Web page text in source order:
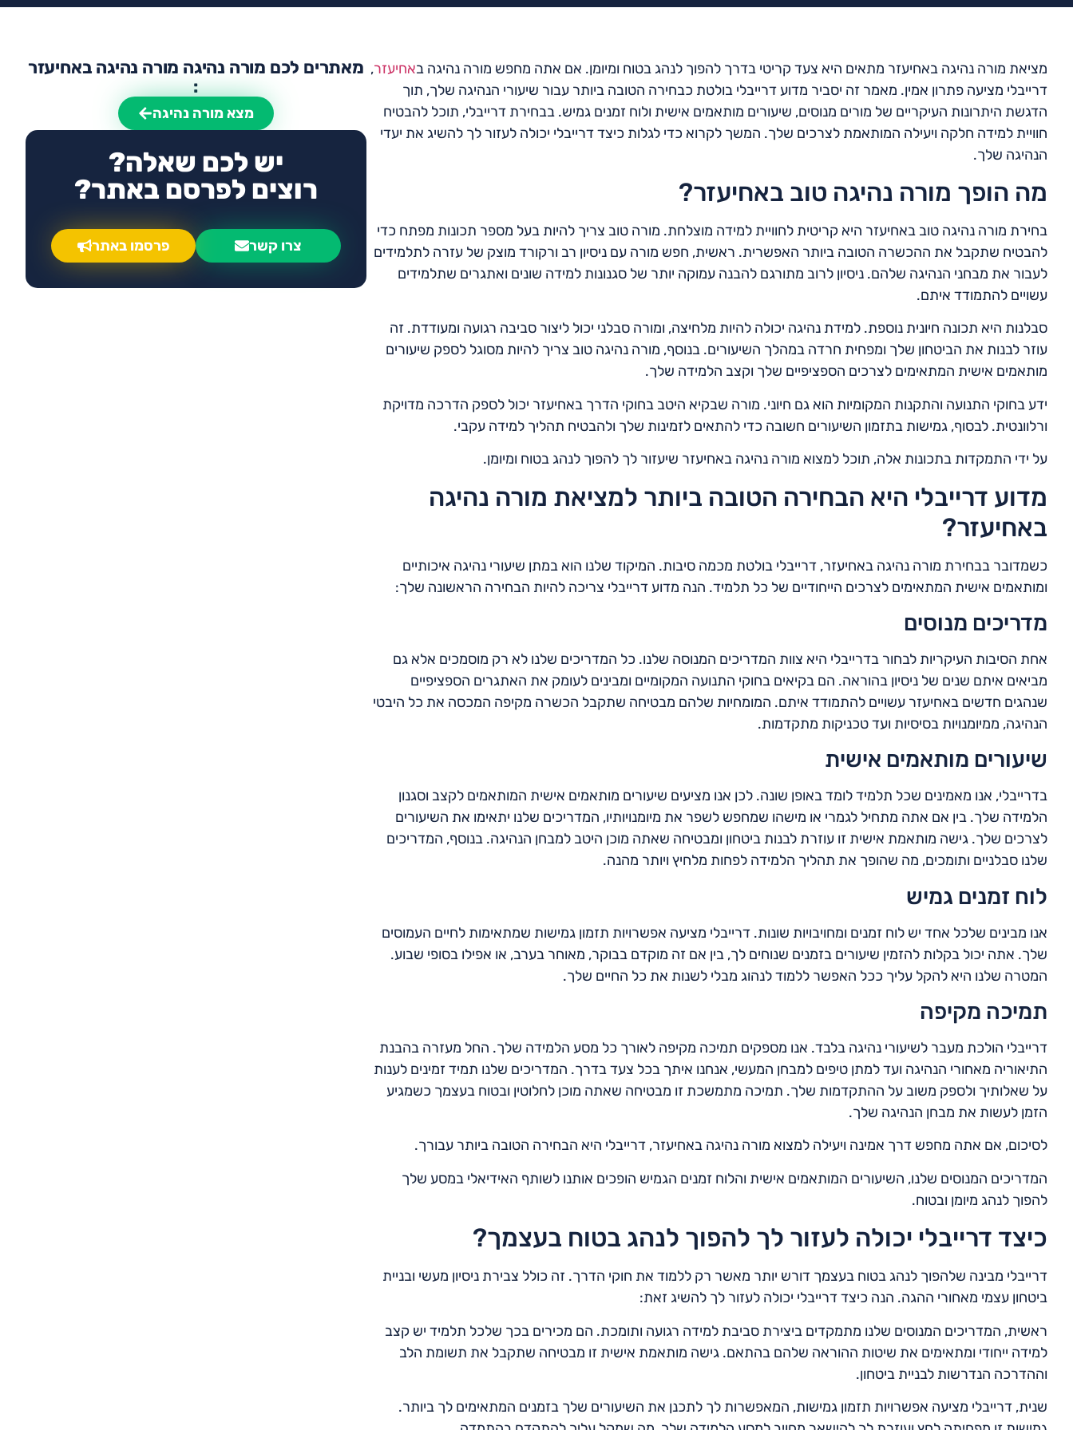
מציאת מורה נהיגה באחיעזר מתאים היא צעד קריטי בדרך להפוך לנהג בטוח ומיומן. אם אתה מחפש מורה נהיגה באחיעזר,
דרייבלי מציעה פתרון אמין. מאמר זה יסביר מדוע דרייבלי בולטת כבחירה הטובה ביותר עבור שיעורי הנהיגה שלך, תוך
הדגשת היתרונות העיקריים של מורים מנוסים, שיעורים מותאמים אישית ולוח זמנים גמיש. בבחירת דרייבלי, תוכל להבטיח
חוויית למידה חלקה ויעילה המותאמת לצרכים שלך. המשך לקרוא כדי לגלות כיצד דרייבלי יכולה לעזור לך להשיג את יעדי
הנהיגה שלך.
מה הופך מורה נהיגה טוב באחיעזר?
בחירת מורה נהיגה טוב באחיעזר היא קריטית לחוויית למידה מוצלחת. מורה טוב צריך להיות בעל מספר תכונות מפתח כדי
להבטיח שתקבל את ההכשרה הטובה ביותר האפשרית. ראשית, חפש מורה עם ניסיון רב ורקורד מוצק של עזרה לתלמידים
לעבור את מבחני הנהיגה שלהם. ניסיון לרוב מתורגם להבנה עמוקה יותר של סגנונות למידה שונים ואתגרים שתלמידים
עשויים להתמודד איתם.
סבלנות היא תכונה חיונית נוספת. למידת נהיגה יכולה להיות מלחיצה, ומורה סבלני יכול ליצור סביבה רגועה ומעודדת. זה
עוזר לבנות את הביטחון שלך ומפחית חרדה במהלך השיעורים. בנוסף, מורה נהיגה טוב צריך להיות מסוגל לספק שיעורים
מותאמים אישית המתאימים לצרכים הספציפיים שלך וקצב הלמידה שלך.
ידע בחוקי התנועה והתקנות המקומיות הוא גם חיוני. מורה שבקיא היטב בחוקי הדרך באחיעזר יכול לספק הדרכה מדויקת
ורלוונטית. לבסוף, גמישות בתזמון השיעורים חשובה כדי להתאים לזמינות שלך ולהבטיח תהליך למידה עקבי.
על ידי התמקדות בתכונות אלה, תוכל למצוא מורה נהיגה באחיעזר שיעזור לך להפוך לנהג בטוח ומיומן.
מדוע דרייבלי היא הבחירה הטובה ביותר למציאת מורה נהיגה
באחיעזר?
כשמדובר בבחירת מורה נהיגה באחיעזר, דרייבלי בולטת מכמה סיבות. המיקוד שלנו הוא במתן שיעורי נהיגה איכותיים
ומותאמים אישית המתאימים לצרכים הייחודיים של כל תלמיד. הנה מדוע דרייבלי צריכה להיות הבחירה הראשונה שלך:
מדריכים מנוסים
אחת הסיבות העיקריות לבחור בדרייבלי היא צוות המדריכים המנוסה שלנו. כל המדריכים שלנו לא רק מוסמכים אלא גם
מביאים איתם שנים של ניסיון בהוראה. הם בקיאים בחוקי התנועה המקומיים ומבינים לעומק את האתגרים הספציפיים
שנהגים חדשים באחיעזר עשויים להתמודד איתם. המומחיות שלהם מבטיחה שתקבל הכשרה מקיפה המכסה את כל היבטי
הנהיגה, ממיומנויות בסיסיות ועד טכניקות מתקדמות.
שיעורים מותאמים אישית
בדרייבלי, אנו מאמינים שכל תלמיד לומד באופן שונה. לכן אנו מציעים שיעורים מותאמים אישית המותאמים לקצב וסגנון
הלמידה שלך. בין אם אתה מתחיל לגמרי או מישהו שמחפש לשפר את מיומנויותיו, המדריכים שלנו יתאימו את השיעורים
לצרכים שלך. גישה מותאמת אישית זו עוזרת לבנות ביטחון ומבטיחה שאתה מוכן היטב למבחן הנהיגה. בנוסף, המדריכים
שלנו סבלניים ותומכים, מה שהופך את תהליך הלמידה לפחות מלחיץ ויותר מהנה.
לוח זמנים גמיש
אנו מבינים שלכל אחד יש לוח זמנים ומחויבויות שונות. דרייבלי מציעה אפשרויות תזמון גמישות שמתאימות לחיים העמוסים
שלך. אתה יכול בקלות להזמין שיעורים בזמנים שנוחים לך, בין אם זה מוקדם בבוקר, מאוחר בערב, או אפילו בסופי שבוע.
המטרה שלנו היא להקל עליך ככל האפשר ללמוד לנהוג מבלי לשנות את כל החיים שלך.
תמיכה מקיפה
דרייבלי הולכת מעבר לשיעורי נהיגה בלבד. אנו מספקים תמיכה מקיפה לאורך כל מסע הלמידה שלך. החל מעזרה בהבנת
התיאוריה מאחורי הנהיגה ועד למתן טיפים למבחן המעשי, אנחנו איתך בכל צעד בדרך. המדריכים שלנו תמיד זמינים לענות
על שאלותיך ולספק משוב על ההתקדמות שלך. תמיכה מתמשכת זו מבטיחה שאתה מוכן לחלוטין ובטוח בעצמך כשמגיע
הזמן לעשות את מבחן הנהיגה שלך.
לסיכום, אם אתה מחפש דרך אמינה ויעילה למצוא מורה נהיגה באחיעזר, דרייבלי היא הבחירה הטובה ביותר עבורך.
המדריכים המנוסים שלנו, השיעורים המותאמים אישית והלוח זמנים הגמיש הופכים אותנו לשותף האידיאלי במסע שלך
להפוך לנהג מיומן ובטוח.
כיצד דרייבלי יכולה לעזור לך להפוך לנהג בטוח בעצמך?
דרייבלי מבינה שלהפוך לנהג בטוח בעצמך דורש יותר מאשר רק ללמוד את חוקי הדרך. זה כולל צבירת ניסיון מעשי ובניית
ביטחון עצמי מאחורי ההגה. הנה כיצד דרייבלי יכולה לעזור לך להשיג זאת:
ראשית, המדריכים המנוסים שלנו מתמקדים ביצירת סביבת למידה רגועה ותומכת. הם מכירים בכך שלכל תלמיד יש קצב
למידה ייחודי ומתאימים את שיטות ההוראה שלהם בהתאם. גישה מותאמת אישית זו מבטיחה שתקבל את תשומת הלב
וההדרכה הנדרשות לבניית ביטחון.
שנית, דרייבלי מציעה אפשרויות תזמון גמישות, המאפשרות לך לתכנן את השיעורים שלך בזמנים המתאימים לך ביותר.
מאתרים לכם מורה נהיגה מורה נהיגה באחיעזר
:
מצא מורה נהיגה
יש לכם שאלה?
רוצים לפרסם באתר?
צרו קשר פרסמו באתר